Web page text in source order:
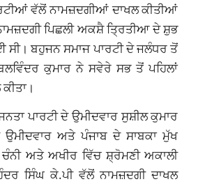
ਵੱਲੋਂ ਨਾਮਜ਼ਦਗੀਆਂ ਦਾਖਲ ਕੀਤੀਆਂ
ਪਿਛਲੀ ਅਕਸ਼ੈ ਤ੍ਰਿਤੀਆ ਦੇ ਸ਼ੁਭ
ਸੀ। ਬਹੁਜਨ ਸਮਾਜ ਪਾਰਟੀ ਦੇ ਜਲੰਧਰ ਤੋਂ
ਕੁਮਾਰ ਨੇ ਸਵੇਰੇ ਸਭ ਤੋਂ ਪਹਿਲਾਂ
ਪਾਰਟੀ ਦੇ ਉਮੀਦਵਾਰ ਸੁਸ਼ੀਲ ਕੁਮਾਰ
ਅਤੇ ਪੰਜਾਬ ਦੇ ਸਾਬਕਾ ਮੁੱਖ
ਅਤੇ ਅਖੀਰ ਵਿੱਚ ਸ਼੍ਰੋਮਣੀ ਅਕਾਲੀ
ਸਿੰਘ ਕੇ.ਪੀ ਵੱਲੋਂ ਨਾਮਜ਼ਦਗੀ ਦਾਖਲ